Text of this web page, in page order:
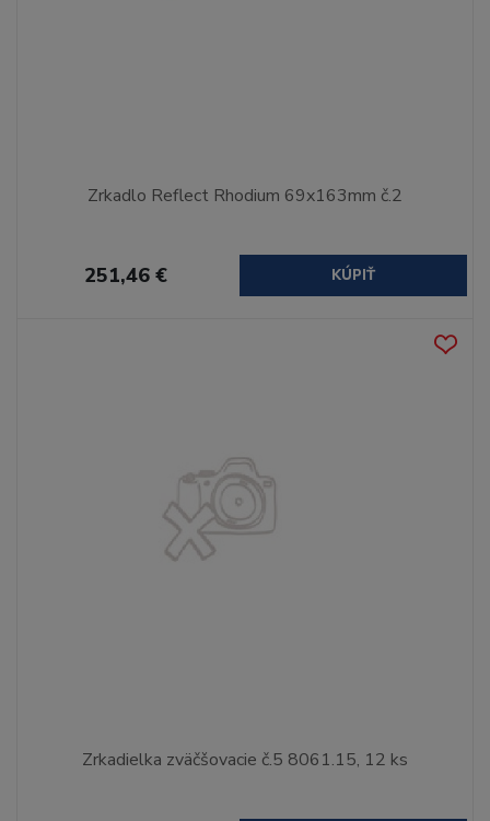
Zrkadlo Reflect Rhodium 69x163mm č.2
251,46 € KÚPIŤ
Zrkadielka zväčšovacie č.5 8061.15, 12 ks